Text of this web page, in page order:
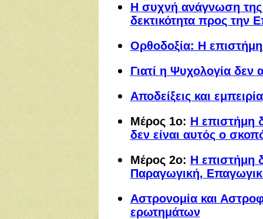
Η συχνή ανάγνωση της
δεκτικότητα προς την
Ορθοδοξία: Η
Γιατί η Ψυχολογία δεν
Αποδείξεις και εμπειρία
Μέρος 1ο: Η επιστήμη
δεν είναι αυτός ο
Μέρος 2ο: Η επιστήμη
Παραγωγική,
Αστρονομία και
ερωτημάτων